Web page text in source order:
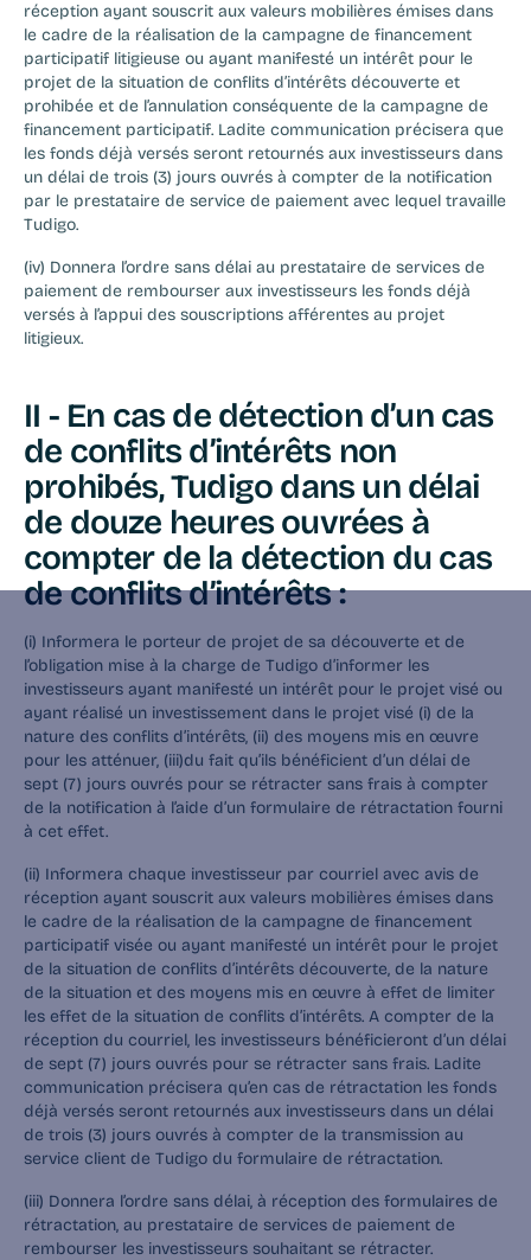
réception ayant souscrit aux valeurs mobilières émises dans
le cadre de la réalisation de la campagne de financement
participatif litigieuse ou ayant manifesté un intérêt pour le
projet de la situation de conflits d’intérêts découverte et
prohibée et de l’annulation conséquente de la campagne de
financement participatif. Ladite communication précisera que
les fonds déjà versés seront retournés aux investisseurs dans
un délai de trois (3) jours ouvrés à compter de la notification
par le prestataire de service de paiement avec lequel travaille
Tudigo.
(iv) Donnera l’ordre sans délai au prestataire de services de
paiement de rembourser aux investisseurs les fonds déjà
versés à l’appui des souscriptions afférentes au projet
litigieux.
II - En cas de détection d’un cas
de conflits d’intérêts non
prohibés, Tudigo dans un délai
de douze heures ouvrées à
compter de la détection du cas
de conflits d’intérêts :
(i) Informera le porteur de projet de sa découverte et de
l’obligation mise à la charge de Tudigo d’informer les
investisseurs ayant manifesté un intérêt pour le projet visé ou
ayant réalisé un investissement dans le projet visé (i) de la
nature des conflits d’intérêts, (ii) des moyens mis en œuvre
pour les atténuer, (iii)du fait qu’ils bénéficient d’un délai de
sept (7) jours ouvrés pour se rétracter sans frais à compter
de la notification à l’aide d’un formulaire de rétractation fourni
à cet effet.
(ii) Informera chaque investisseur par courriel avec avis de
réception ayant souscrit aux valeurs mobilières émises dans
le cadre de la réalisation de la campagne de financement
participatif visée ou ayant manifesté un intérêt pour le projet
de la situation de conflits d’intérêts découverte, de la nature
de la situation et des moyens mis en œuvre à effet de limiter
les effet de la situation de conflits d’intérêts. A compter de la
réception du courriel, les investisseurs bénéficieront d’un délai
de sept (7) jours ouvrés pour se rétracter sans frais. Ladite
communication précisera qu’en cas de rétractation les fonds
déjà versés seront retournés aux investisseurs dans un délai
de trois (3) jours ouvrés à compter de la transmission au
service client de Tudigo du formulaire de rétractation.‍
(iii) Donnera l’ordre sans délai, à réception des formulaires de
rétractation, au prestataire de services de paiement de
rembourser les investisseurs souhaitant se rétracter.